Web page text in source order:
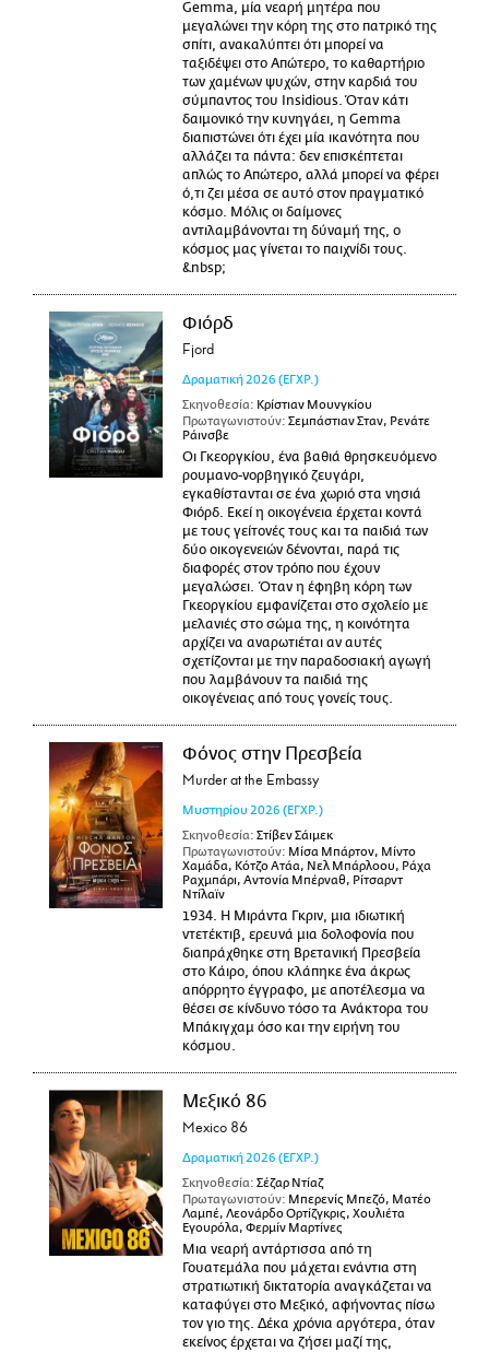
Gemma, μία νεαρή μητέρα που
μεγαλώνει την κόρη της στο πατρικό της
σπίτι, ανακαλύπτει ότι μπορεί να
ταξιδέψει στο Απώτερο, το καθαρτήριο
των χαμένων ψυχών, στην καρδιά του
σύμπαντος του Insidious. Όταν κάτι
δαιμονικό την κυνηγάει, η Gemma
διαπιστώνει ότι έχει μία ικανότητα που
αλλάζει τα πάντα: δεν επισκέπτεται
απλώς το Απώτερο, αλλά μπορεί να φέρει
ό,τι ζει μέσα σε αυτό στον πραγματικό
κόσμο. Μόλις οι δαίμονες
αντιλαμβάνονται τη δύναμή της, ο
κόσμος μας γίνεται το παιχνίδι τους.
&nbsp;
Φιόρδ
Fjord
Δραματική 2026 (ΕΓΧΡ.)
Σκηνοθεσία: Κρίστιαν Μουνγκίου
Πρωταγωνιστούν: Σεμπάστιαν Σταν, Ρενάτε
Ράινσβε
Οι Γκεοργκίου, ένα βαθιά θρησκευόμενο
ρουμανο-νορβηγικό ζευγάρι,
εγκαθίστανται σε ένα χωριό στα νησιά
Φιόρδ. Εκεί η οικογένεια έρχεται κοντά
με τους γείτονές τους και τα παιδιά των
δύο οικογενειών δένονται, παρά τις
διαφορές στον τρόπο που έχουν
μεγαλώσει. Όταν η έφηβη κόρη των
Γκεοργκίου εμφανίζεται στο σχολείο με
μελανιές στο σώμα της, η κοινότητα
αρχίζει να αναρωτιέται αν αυτές
σχετίζονται με την παραδοσιακή αγωγή
που λαμβάνουν τα παιδιά της
οικογένειας από τους γονείς τους.
Φόνος στην Πρεσβεία
Murder at the Embassy
Μυστηρίου 2026 (ΕΓΧΡ.)
Σκηνοθεσία: Στίβεν Σάιμεκ
Πρωταγωνιστούν: Μίσα Μπάρτον, Μίντο
Χαμάδα, Κότζο Ατάα, Νελ Μπάρλοου, Ράχα
Ραχμπάρι, Αντονία Μπέρναθ, Ρίτσαρντ
Ντίλαϊν
1934. Η Μιράντα Γκριν, μια ιδιωτική
ντετέκτιβ, ερευνά μια δολοφονία που
διαπράχθηκε στη Βρετανική Πρεσβεία
στο Κάιρο, όπου κλάπηκε ένα άκρως
απόρρητο έγγραφο, με αποτέλεσμα να
θέσει σε κίνδυνο τόσο τα Ανάκτορα του
Μπάκιγχαμ όσο και την ειρήνη του
κόσμου.
Μεξικό 86
Mexico 86
Δραματική 2026 (ΕΓΧΡ.)
Σκηνοθεσία: Σέζαρ Ντίαζ
Πρωταγωνιστούν: Μπερενίς Μπεζό, Ματέο
Λαμπέ, Λεονάρδο Ορτίζγκρις, Χουλιέτα
Εγουρόλα, Φερμίν Μαρτίνες
Μια νεαρή αντάρτισσα από τη
Γουατεμάλα που μάχεται ενάντια στη
στρατιωτική δικτατορία αναγκάζεται να
καταφύγει στο Μεξικό, αφήνοντας πίσω
τον γιο της. Δέκα χρόνια αργότερα, όταν
εκείνος έρχεται να ζήσει μαζί της,